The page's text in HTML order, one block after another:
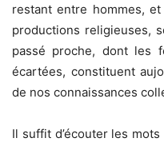
restant entre hommes,
productions religieuses,
passé proche, dont les
écartées, constituent
de nos connaissances
Il suffit d’écouter les mots